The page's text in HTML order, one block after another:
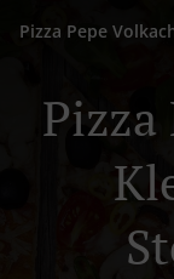
Pizza Pepe